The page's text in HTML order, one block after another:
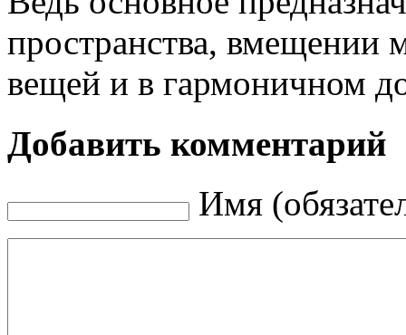
пространства, вмещении
вещей и в гармоничном
Добавить комментарий
Имя